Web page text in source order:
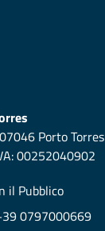
Porto Torres
00252040902
il Pubblico
0797000669